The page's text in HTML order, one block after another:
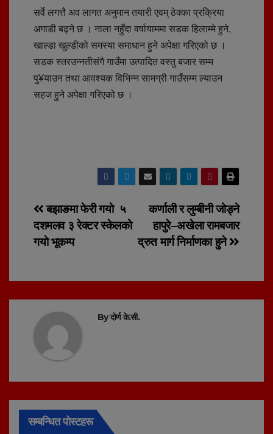
सर्वे लगत्तै अव लागत अनुमान तयारी एवम् ठेक्का प्रक्रिया
अगाडी बढ्ने छ । नाला नहुँदा वर्षायाममा सडक हिलाम्मे हुने,
खाल्डा खुल्डीको समस्या समाधान हुने अपेक्षा गरिएको छ ।
सडक स्तरउन्नतीसंगै गाउँमा उत्पादित वस्तु बजार सम्म
पु¥याउन तथा आवश्यक विभिन्न सामग्री गाउँसम्म ल्याउन
सहज हुने अपेक्षा गरिएको छ ।
Post
navigation
कर्णाली र लुम्बीनी जोड्ने
हापुरे–अखेला रामबजार
द्रुत मार्ग निर्माणका हुने
बझाङमा फेरी गयाे ५
दशमलव ३ रेक्टर स्केलको
गयाे भूकम्प
Byदोर्ण के.सी.
सम्बन्धित पोस्टहरू